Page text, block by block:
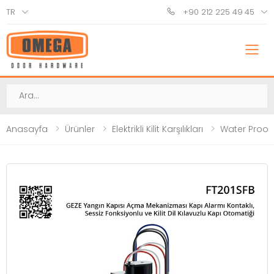
TR +90 212 225 49 45
Ara
Anasayfa Ürünler Elektrikli Kilit Karşılıkları Water Proof